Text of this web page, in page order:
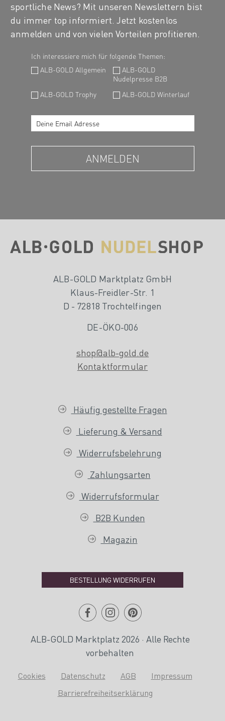
sportliche News? Mit unseren Newslettern bist
du immer top informiert. Jetzt kostenlos
anmelden und von vielen Vorteilen profitieren.
ALB-GOLD Marktplatz GmbH
Klaus-Freidler-Str. 1
D - 72818 Trochtelfingen
DE-ÖKO-006
shop@alb-gold.de
Kontaktformular
Häufig gestellte Fragen
Lieferung & Versand
Widerrufsbelehrung
Zahlungsarten
Widerrufsformular
B2B Kunden
Magazin
BESTELLUNG WIDERRUFEN
ALB-GOLD Marktplatz 2026 · Alle Rechte
vorbehalten
Cookies Datenschutz AGB
Impressum
Barrierefreiheitserklärung